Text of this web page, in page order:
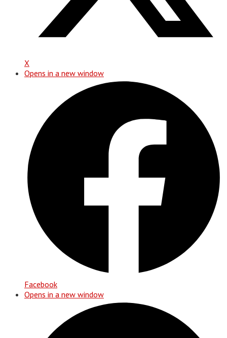
X
Opens in a new window
Facebook
Opens in a new window